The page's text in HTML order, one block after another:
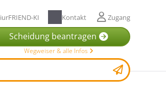
iurFRIEND-KI Kontakt Zugang
Scheidung beantragen
Wegweiser & alle Infos